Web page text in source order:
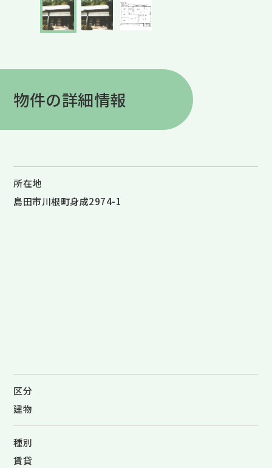
物件の詳細情報
所在地
島田市川根町身成2974-1
区分
建物
種別
賃貸